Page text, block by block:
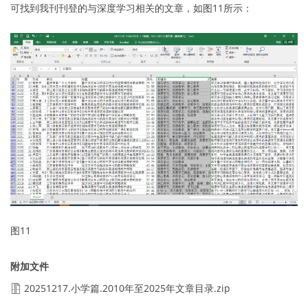
可找到我刊刊登的与深度学习相关的文章，如图11所示：
图11
附加文件
20251217.小学篇.2010年至2025年文章目录.zip